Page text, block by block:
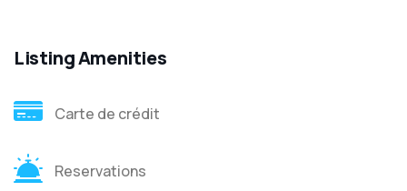
Listing Amenities
Carte de crédit
Reservations